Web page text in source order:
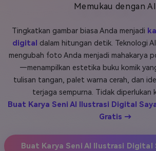
Editor Gambar AI
Editor Audio AI
Find More Solutions >>
Panduan Pengguna Apa
Veo3 TOP
Masuk
Berkreasi dengan AI
Memukau dengan AI
Tingkatkan gambar biasa Anda menjadi
digital dalam hitungan detik. Teknologi
mengubah foto Anda menjadi mahakarya
—menampilkan estetika buku komik
tulisan tangan, palet warna cerah, dan
terjaga sempurna. Tidak diperlukan
Buat Karya Seni AI Ilustrasi Digital
Gratis →
Buat Karya Seni AI Ilustrasi Digital